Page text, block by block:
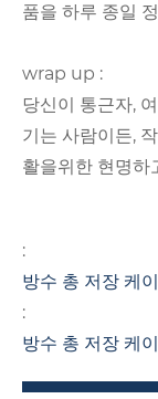
품을 하루 종일
wrap up :
당신이 통근자,
기는 사람이든,
활을위한 현명하
:
방수 총 저장 케
:
방수 총 저장 케